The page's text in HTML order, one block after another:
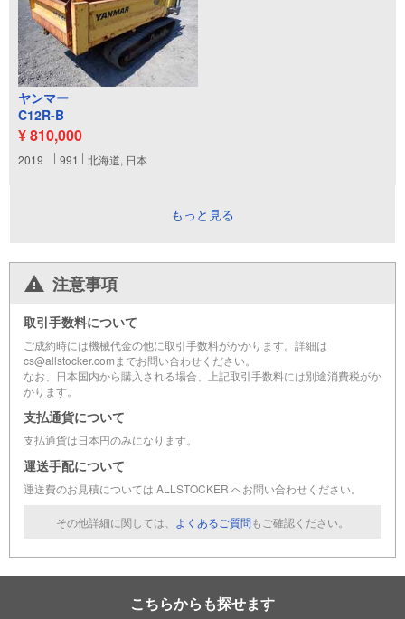
ヤンマー
C12R-B
¥ 810,000
2019 991 北海道, 日本
もっと見る
注意事項
取引手数料について
ご成約時には機械代金の他に取引手数料がかかります。詳細は
cs@allstocker.comまでお問い合わせください。
なお、日本国内から購入される場合、上記取引手数料には別途消費税がか
かります。
支払通貨について
支払通貨は日本円のみになります。
運送手配について
運送費のお見積については ALLSTOCKER へお問い合わせください。
その他詳細に関しては、 よくあるご質問もご確認ください。
こちらからも探せます